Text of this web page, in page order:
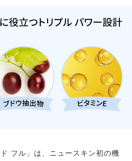
フル」は、ニュースキン初の機